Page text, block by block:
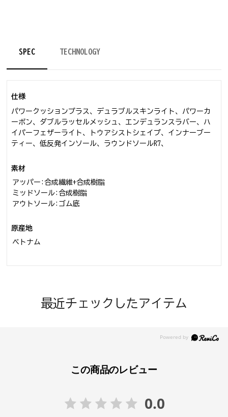
SPEC TECHNOLOGY
仕様
パワークッションプラス、デュラブルスキンライト、パワーカ
ーボン、ダブルラッセルメッシュ、エンデュランスラバー、ハ
イパーフェザーライト、トウアシストシェイプ、インナーブー
ティー、低反発インソール、ラウンドソールR7、
素材
アッパー:合成繊維+合成樹脂
ミッドソール:合成樹脂
アウトソール:ゴム底
原産地
ベトナム
最近チェックしたアイテム
この商品のレビュー
0.0